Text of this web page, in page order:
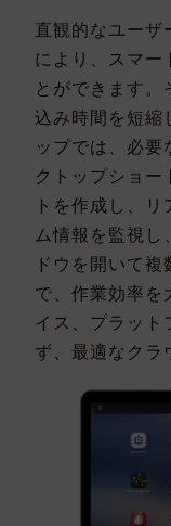
直観的なユーザ
により、スマー
とができます
込み時間を短縮
ップでは、必
クトップショー
トを作成し、
ム情報を監視し
ドウを開いて
で、作業効率
イス、プラッ
ず、最適なクラ